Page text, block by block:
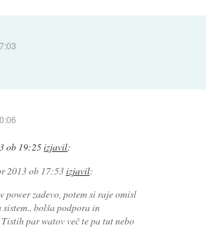
ob 19:25izjavil:
2013 ob 17:53izjavil:
power zadevo, potem si raje omisl
sistem.. bolša podpora in
par watov več te pa tut nebo